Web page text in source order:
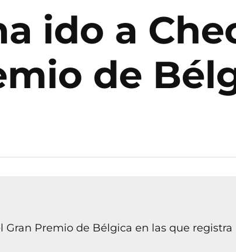
ido a
de
Gran Premio de Bélgica en las que registra